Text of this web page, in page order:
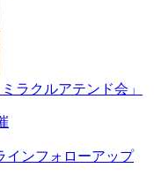
ラクルアテンド会」
ンフォローアップ